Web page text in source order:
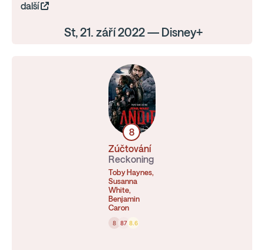
další
St, 21. září 2022 — Disney+
8
Zúčtování
Reckoning
Toby Haynes,
Susanna
White,
Benjamin
Caron
8 87 8.6